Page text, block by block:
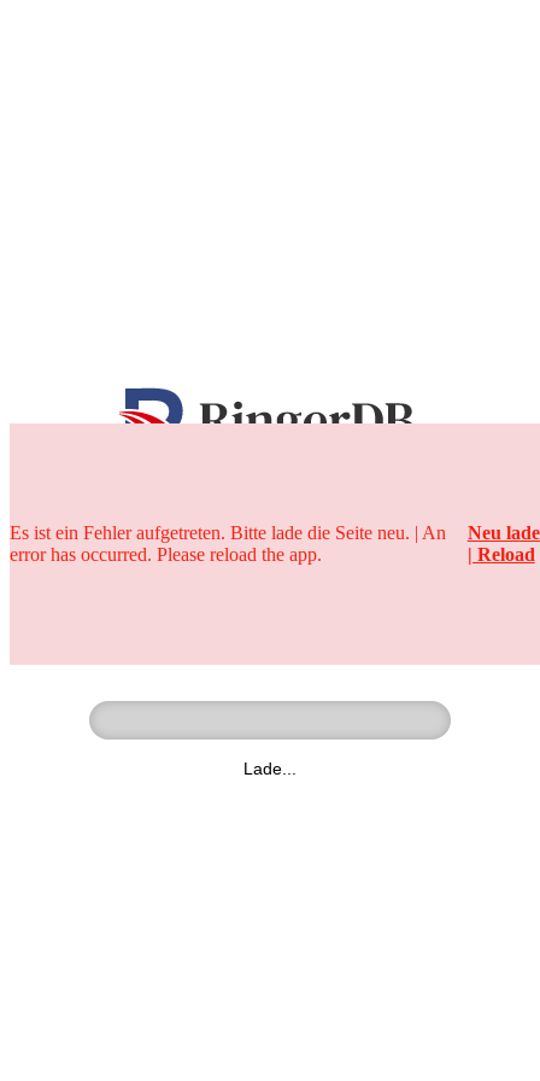
25 Jahre
Lade...
Es ist ein Fehler aufgetreten. Bitte lade die Seite neu. | An
error has occurred. Please reload the app.
Neu
| Reload